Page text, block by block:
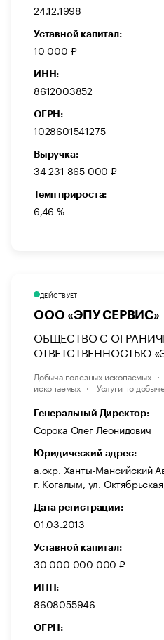
24.12.1998
Уставной капитал:
10 000 ₽
ИНН:
8612003852
ОГРН:
1028601541275
Выручка:
34 231 865 000 ₽
Темп прироста:
6,46 %
ДЕЙСТВУЕТ
ООО «ЭПУ СЕРВИС»
ОБЩЕСТВО С
ОТВЕТСТВЕННОСТЬЮ
Добыча полезных ископаемых
ископаемых
Услуги по
Генеральный Директор:
Сорока Олег Леонидович
Юридический адрес:
а.окр. Ханты-Мансийский
г. Когалым, ул.
Дата регистрации:
01.03.2013
Уставной капитал:
30 000 000 000 ₽
ИНН:
8608055946
ОГРН: